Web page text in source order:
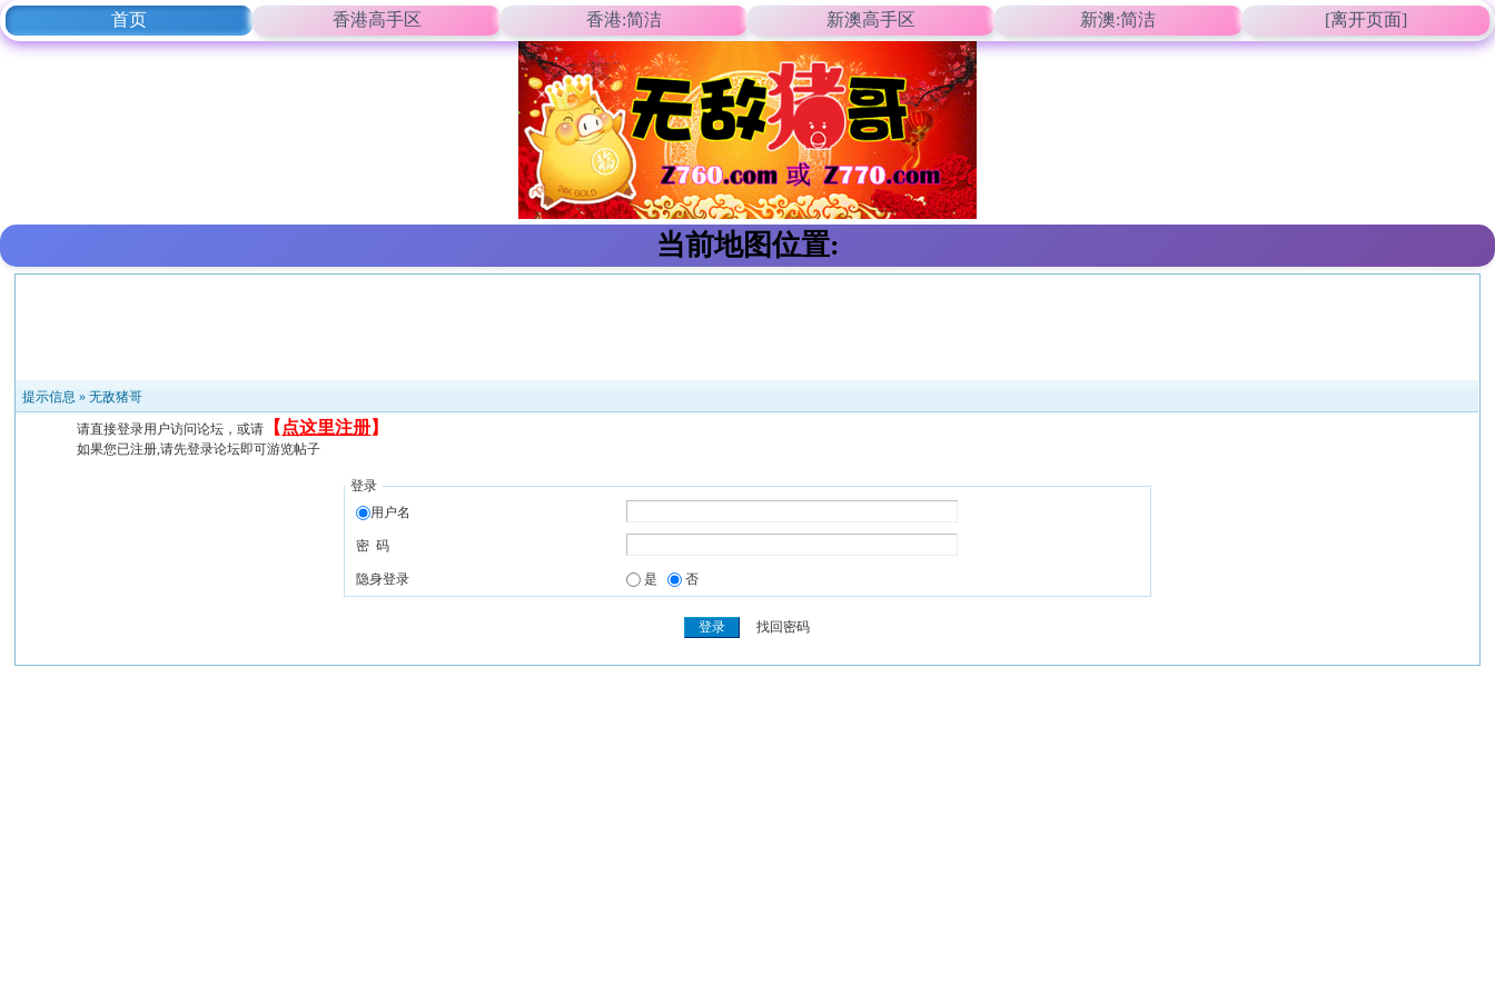
首页 香港高手区 香港:简洁 新澳高手区 新澳:简洁 [离开页面]
当前地图位置:
提示信息 »无敌猪哥
请直接登录用户访问论坛，或请 【 点这里注册】
如果您已注册,请先登录论坛即可游览帖子
登录
用户名
密 码
隐身登录 是 否
找回密码